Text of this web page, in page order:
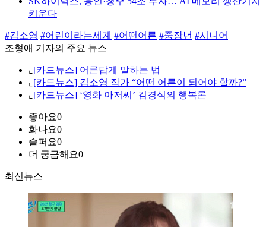
키운다
#김소영 #어린이라는세계 #어떤어른 #중장년 #시니어
조형애 기자의 주요 뉴스
⌞ [카드뉴스] 어른답게 말하는 법
⌞ [카드뉴스] 김소영 작가 “어떤 어른이 되어야 할까?”
⌞ [카드뉴스] ‘영화 아저씨’ 김경식의 행복론
좋아요0
화나요0
슬퍼요0
더 궁금해요0
최신뉴스